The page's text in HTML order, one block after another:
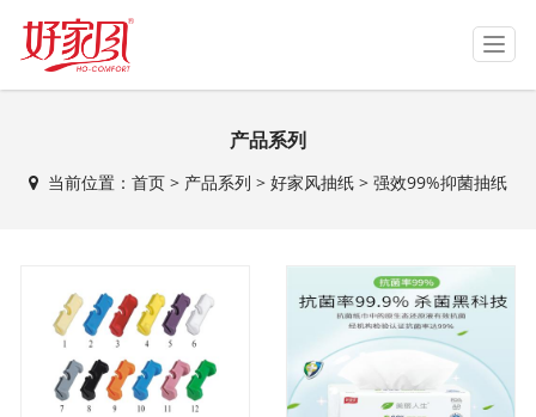
T
o
g
n
a
i
n
产品系列
当前位置： 首页> 产品系列 > 好家风抽纸> 强效99%抑菌抽纸